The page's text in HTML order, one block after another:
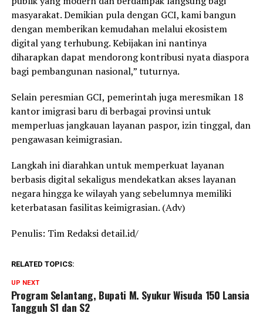
masyarakat. Demikian pula dengan GCI, kami bangun
dengan memberikan kemudahan melalui ekosistem
digital yang terhubung. Kebijakan ini nantinya
diharapkan dapat mendorong kontribusi nyata diaspora
bagi pembangunan nasional,” tuturnya.
Selain peresmian GCI, pemerintah juga meresmikan 18
kantor imigrasi baru di berbagai provinsi untuk
memperluas jangkauan layanan paspor, izin tinggal, dan
pengawasan keimigrasian.
Langkah ini diarahkan untuk memperkuat layanan
berbasis digital sekaligus mendekatkan akses layanan
negara hingga ke wilayah yang sebelumnya memiliki
keterbatasan fasilitas keimigrasian. (Adv)
Penulis: Tim Redaksi detail.id/
RELATED TOPICS:
UP NEXT
Program Selantang, Bupati M. Syukur Wisuda 150 Lansia
Tangguh S1 dan S2